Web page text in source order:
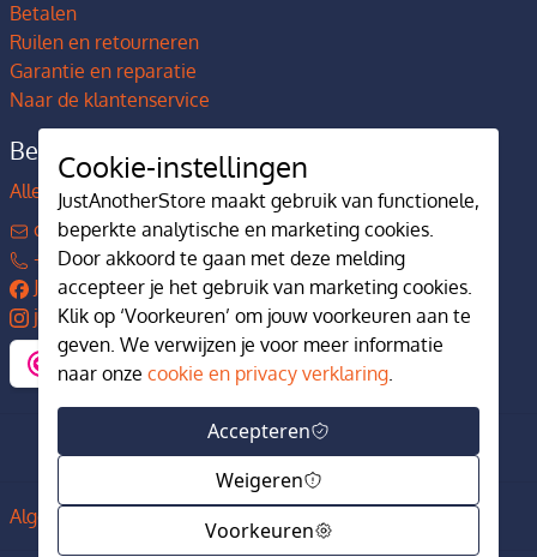
Betalen
Ruilen en retourneren
Garantie en reparatie
Naar de klantenservice
Bedrijfsgegevens
Alles over JustAnotherStore
contact@justanotherstore.nl
+31 73 644 7405
JustAnotherStore
justanotherstore.nl
Algemene voorwaarden Privacy en cookiebeleid
Cookie-instellingen
JustAnotherStore maakt gebruik van functionele,
beperkte analytische en marketing cookies.
Door akkoord te gaan met deze melding
accepteer je het gebruik van marketing cookies.
Klik op ‘Voorkeuren’ om jouw voorkeuren aan te
geven. We verwijzen je voor meer informatie
naar onze cookie en privacy verklaring.
Accepteren
Weigeren
Voorkeuren